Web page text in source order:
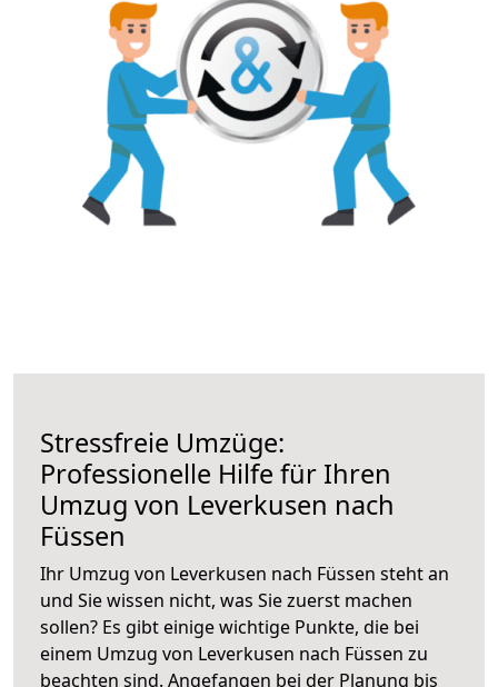
Stressfreie Umzüge:
Professionelle Hilfe für Ihren
Umzug von Leverkusen nach
Füssen
Ihr Umzug von Leverkusen nach Füssen steht an
und Sie wissen nicht, was Sie zuerst machen
sollen? Es gibt einige wichtige Punkte, die bei
einem Umzug von Leverkusen nach Füssen zu
beachten sind. Angefangen bei der Planung bis